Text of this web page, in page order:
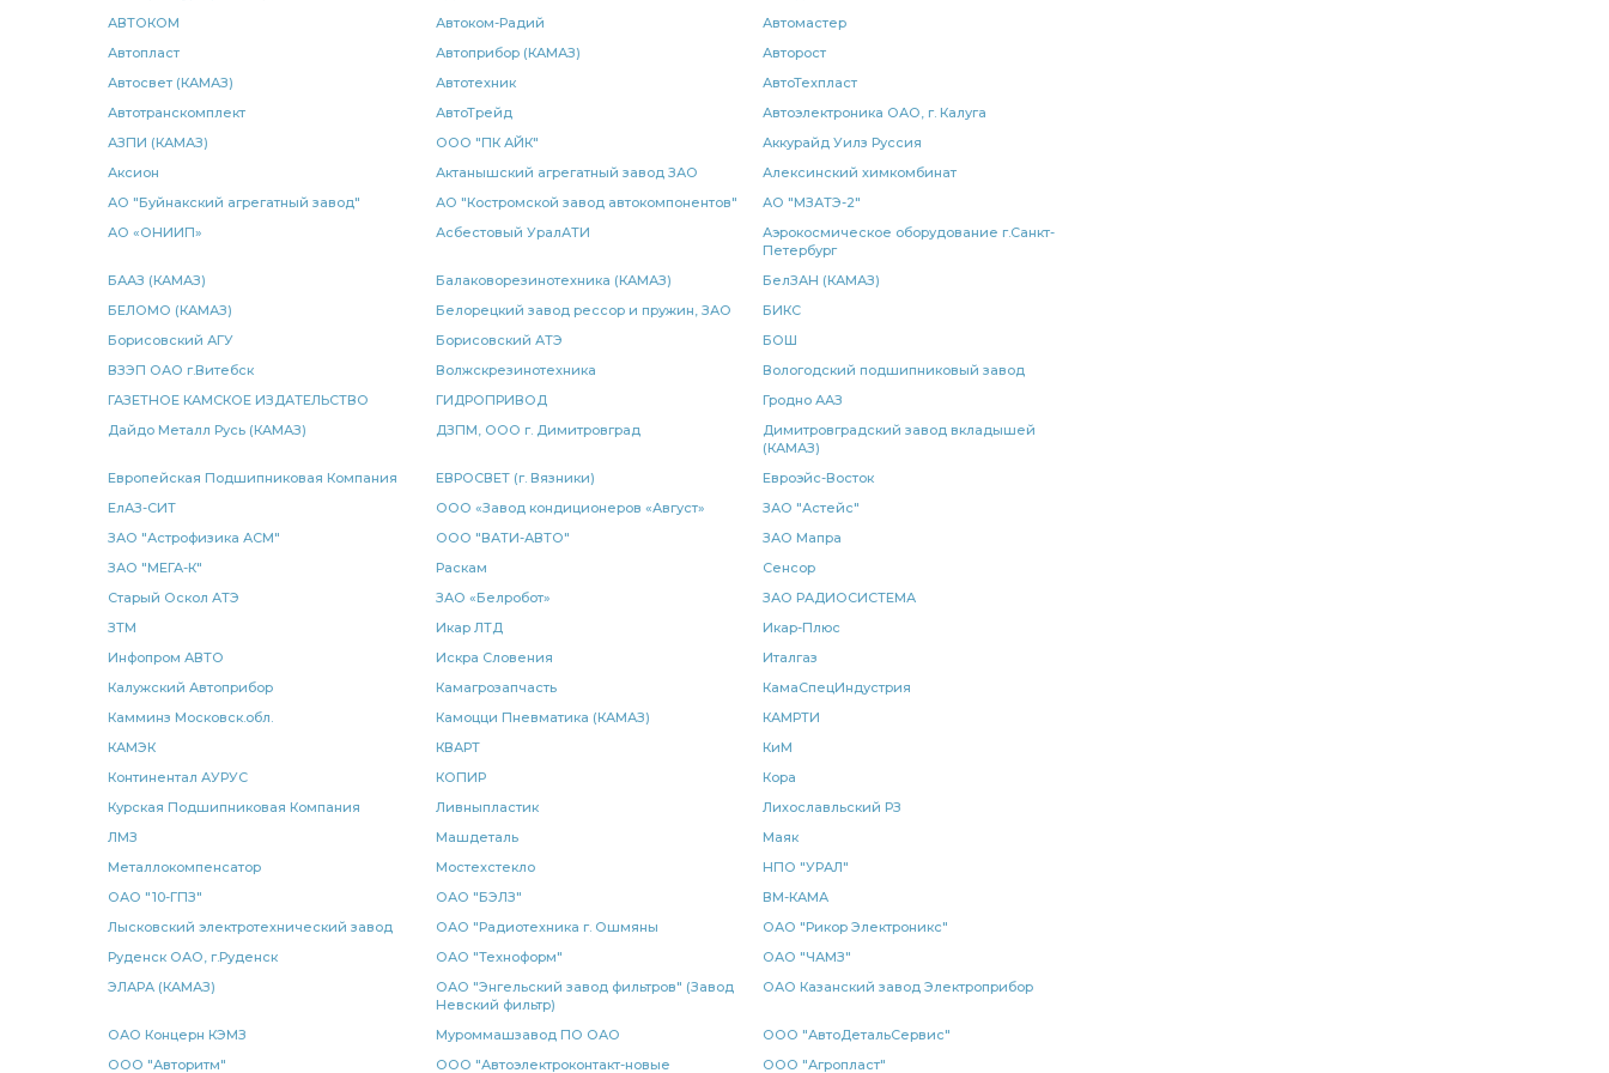
регулировочный задний правый рессоры передней Кран ручного подушка КАМАЗ
масла КАМАЗ ПГУ КАМАЗ радиатор водяной 2-х радиатор водяной 2-х рядный водяной 2-х
водяной 2-х рядный водяной 3-х рядный КАМАЗ КАМАЗ БОШ поворота КАМАЗ
каталог КАМАЗ каталог деталей КАМАЗ выключатель КАМАЗ
датчик температуры домкрат гидравлический трубка слива трубка слива масла сменный элемент
шарнир реактивной штанги КАМАЗ MAN IVECO правый ан. барабанного тормоза
барабанного тормоза ан. регулировочный задний левый КПП КАМАЗ Кран ручного тормоза
КАМАЗ CUMMINS прокладка медная КАМАЗ медная КАМАЗ
гидроусилителя руля КАМАЗ башмака балансира моста КАМАЗ тормозных сил
водяной 2-х рядный КАМАЗ 2-х рядный КАМАЗ 3-х рядный КАМАЗ ШААЗ
воздуха КАМАЗ 6520 6522 Е-3 КАМАЗ Подогреватель жидкостный
стабилизатора ЭЛЕМЕНТ усилителя КАМАЗ муфта сцепления
КАМАЗ КОПИР клапан ускорительный РМШ КАМАЗ РОСТАР КАМАЗ ПААЗ амортизатор КАМАЗ
гидроцилиндр КАМАЗ температуры КАМАЗ Диск колеса диск нажимной рукав радиатора
реактивной штанги КАМАЗ РОСТАР штанги КАМАЗ РОСТАР РМШ конусный рукоятка переключения
АВТОКОМ
Автоком-Радий
Автомастер
Автопласт
Автоприбор (КАМАЗ)
Авторост
Автосвет (КАМАЗ)
Автотехник
АвтоТехпласт
Автотранскомплект
АвтоТрейд
Автоэлектроника ОАО, г. Калуга
АЗПИ (КАМАЗ)
ООО "ПК АЙК"
Аккурайд Уилз Руссия
Аксион
Актанышский агрегатный завод ЗАО
Алексинский химкомбинат
АО "Буйнакский агрегатный завод"
АО "Костромской завод автокомпонентов"
АО "МЗАТЭ-2"
АО «ОНИИП»
Асбестовый УралАТИ
Аэрокосмическое оборудование г.Санкт-
Петербург
БААЗ (КАМАЗ)
Балаковорезинотехника (КАМАЗ)
БелЗАН (КАМАЗ)
БЕЛОМО (КАМАЗ)
Белорецкий завод рессор и пружин, ЗАО
БИКС
Борисовский АГУ
Борисовский АТЭ
БОШ
ВЗЭП ОАО г.Витебск
Волжскрезинотехника
Вологодский подшипниковый завод
ГАЗЕТНОЕ КАМСКОЕ ИЗДАТЕЛЬСТВО
ГИДРОПРИВОД
Гродно ААЗ
Дайдо Металл Русь (КАМАЗ)
ДЗПМ, ООО г. Димитровград
Димитровградский завод вкладышей
(КАМАЗ)
Европейская Подшипниковая Компания
ЕВРОСВЕТ (г. Вязники)
Евроэйс-Восток
ЕлАЗ-СИТ
ООО «Завод кондиционеров «Август»
ЗАО "Астейс"
ЗАО "Астрофизика АСМ"
ООО "ВАТИ-АВТО"
ЗАО Мапра
ЗАО "МЕГА-К"
Раскам
Сенсор
Старый Оскол АТЭ
ЗАО «Белробот»
ЗАО РАДИОСИСТЕМА
ЗТМ
Икар ЛТД
Икар-Плюс
Инфопром АВТО
Искра Словения
Италгаз
Калужский Автоприбор
Камагрозапчасть
КамаСпецИндустрия
Камминз Московск.обл.
Камоцци Пневматика (КАМАЗ)
КАМРТИ
КАМЭК
КВАРТ
КиМ
Континентал АУРУС
КОПИР
Кора
Курская Подшипниковая Компания
Ливныпластик
Лихославльский РЗ
ЛМЗ
Машдеталь
Маяк
Металлокомпенсатор
Мостехстекло
НПО "УРАЛ"
ОАО "10-ГПЗ"
ОАО "БЭЛЗ"
ВМ-КАМА
Лысковский электротехнический завод
ОАО "Радиотехника г. Ошмяны
ОАО "Рикор Электроникс"
Руденск ОАО, г.Руденск
ОАО "Техноформ"
ОАО "ЧАМЗ"
ЭЛАРА (КАМАЗ)
ОАО "Энгельский завод фильтров" (Завод
Невский фильтр)
ОАО Казанский завод Электроприбор
ОАО Концерн КЭМЗ Муроммашзавод ПО ОАО
ООО "АвтоДетальСервис"
ООО "Авторитм"
ООО "Автоэлектроконтакт-новые
ООО "Агропласт"